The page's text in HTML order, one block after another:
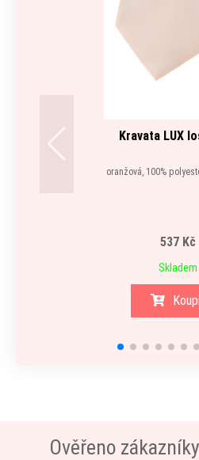
Kravata LUX
oranžová, 100%
537 Kč
Skladem
Ověřeno